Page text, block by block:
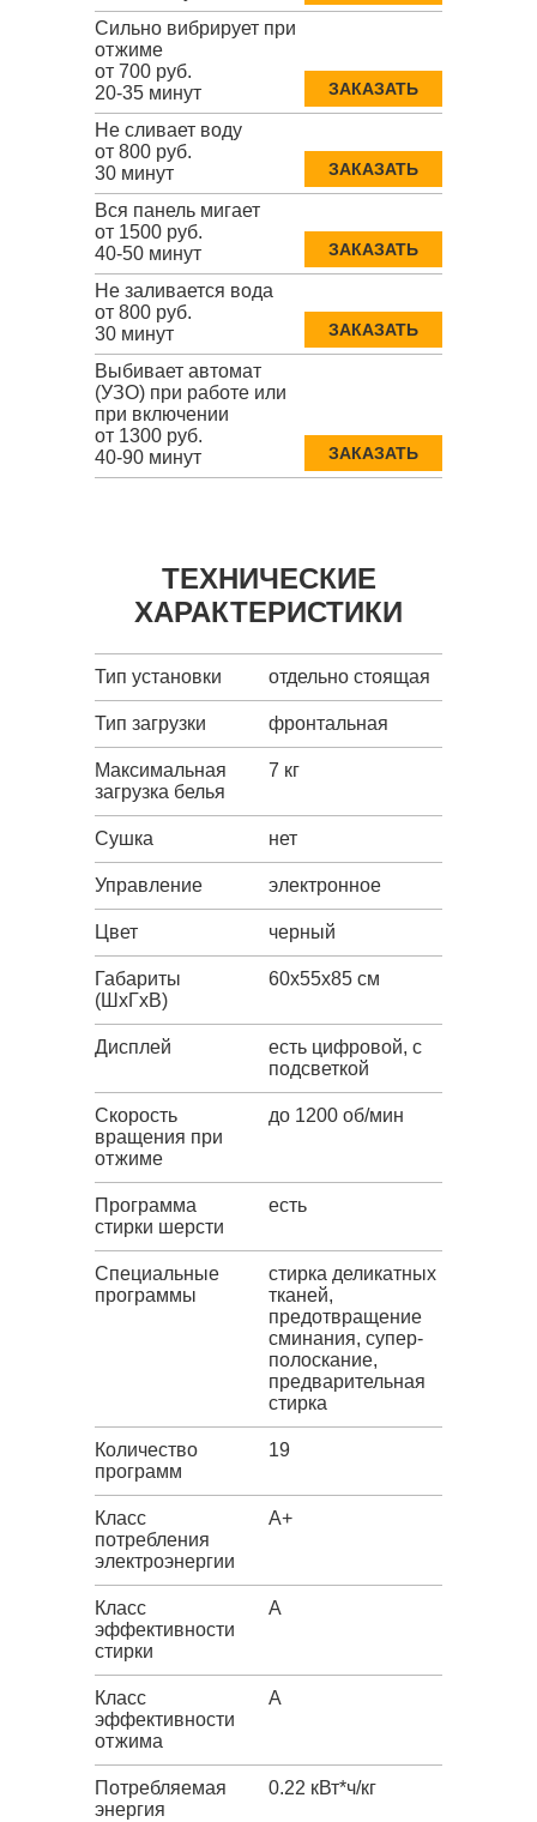
Сильно вибрирует при
отжиме
от 700 руб.
20-35 минут
ЗАКАЗАТЬ
Не сливает воду
от 800 руб.
30 минут
ЗАКАЗАТЬ
Вся панель мигает
от 1500 руб.
40-50 минут
ЗАКАЗАТЬ
Не заливается вода
от 800 руб.
30 минут
ЗАКАЗАТЬ
Выбивает автомат
(УЗО) при работе или
при включении
от 1300 руб.
40-90 минут
ЗАКАЗАТЬ
ТЕХНИЧЕСКИЕ
ХАРАКТЕРИСТИКИ
Тип установки отдельно стоящая
Тип загрузки фронтальная
Максимальная
загрузка белья
7 кг
Сушка нет
Управление электронное
Цвет черный
Габариты
(ШxГxВ)
60x55x85 см
Дисплей
есть цифровой, с
подсветкой
Скорость
вращения при
отжиме
до 1200 об/мин
Программа
стирки шерсти
есть
Специальные
программы
стирка деликатных
тканей,
предотвращение
сминания, супер-
полоскание,
предварительная
стирка
Количество
программ
19
Класс
потребления
электроэнергии
A+
Класс
эффективности
стирки
A
Класс
эффективности
отжима
A
Потребляемая
энергия
0.22 кВт*ч/кг